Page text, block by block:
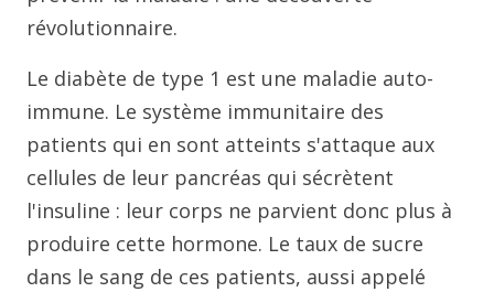
révolutionnaire.
Le diabète de type 1 est une maladie auto-
immune. Le système immunitaire des
patients qui en sont atteints s'attaque aux
cellules de leur pancréas qui sécrètent
l'insuline : leur corps ne parvient donc plus à
produire cette hormone. Le taux de sucre
dans le sang de ces patients, aussi appelé